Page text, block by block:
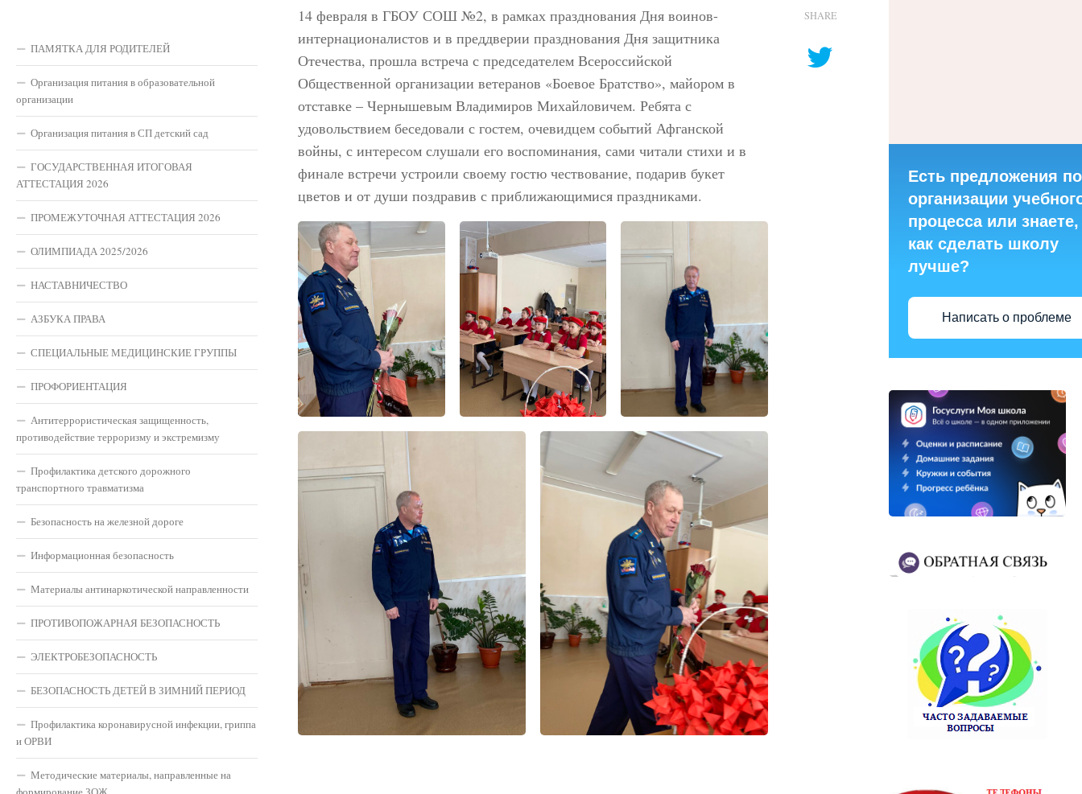
14 февраля в ГБОУ СОШ №2, в рамках празднования Дня воинов-
интернационалистов и в преддверии празднования Дня защитника
Отечества, прошла встреча с председателем Всероссийской
Общественной организации ветеранов «Боевое Братство», майором в
отставке – Чернышевым Владимиров Михайловичем. Ребята с
удовольствием беседовали с гостем, очевидцем событий Афганской
войны, с интересом слушали его воспоминания, сами читали стихи и в
финале встречи устроили своему гостю чествование, подарив букет
цветов и от души поздравив с приближающимися праздниками.
SHARE
ПАМЯТКА ДЛЯ РОДИТЕЛЕЙ
Организация питания в образовательной
организации
Организация питания в СП детский сад
ГОСУДАРСТВЕННАЯ ИТОГОВАЯ
АТТЕСТАЦИЯ 2026
ПРОМЕЖУТОЧНАЯ АТТЕСТАЦИЯ 2026
ОЛИМПИАДА 2025/2026
НАСТАВНИЧЕСТВО
АЗБУКА ПРАВА
СПЕЦИАЛЬНЫЕ МЕДИЦИНСКИЕ ГРУППЫ
ПРОФОРИЕНТАЦИЯ
Антитеррористическая защищенность,
противодействие терроризму и экстремизму
Профилактика детского дорожного
транспортного травматизма
Безопасность на железной дороге
Информационная безопасность
Материалы антинаркотической направленности
ПРОТИВОПОЖАРНАЯ БЕЗОПАСНОСТЬ
ЭЛЕКТРОБЕЗОПАСНОСТЬ
БЕЗОПАСНОСТЬ ДЕТЕЙ В ЗИМНИЙ ПЕРИОД
Профилактика коронавирусной инфекции, гриппа
и ОРВИ
Методические материалы, направленные на
Есть предложения по
организации
процесса или знаете,
как сделать школу
лучше?
Написать о проблеме